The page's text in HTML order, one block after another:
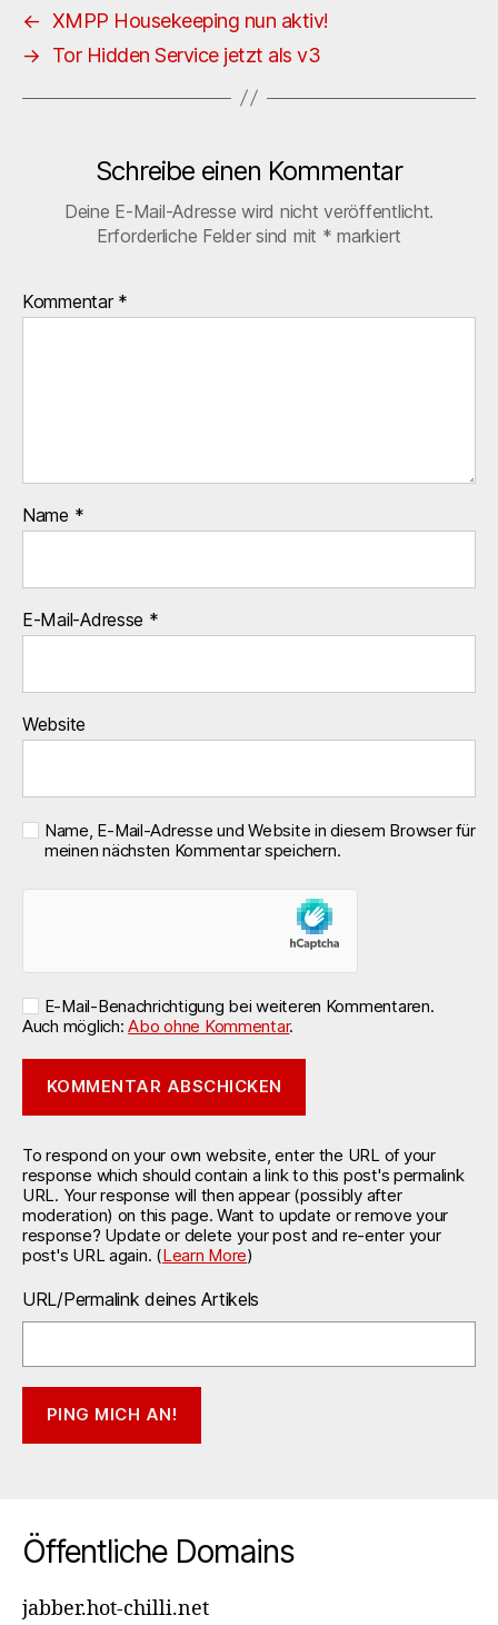
← XMPP Housekeeping nun aktiv!
→
Tor Hidden Service jetzt als v3
Schreibe einen Kommentar
Deine E-Mail-Adresse wird nicht veröffentlicht.
Erforderliche Felder sind mit * markiert
Kommentar *
Name *
E-Mail-Adresse *
Website
Name, E-Mail-Adresse und Website in diesem Browser für
meinen nächsten Kommentar speichern.
E-Mail-Benachrichtigung bei weiteren Kommentaren.
Auch möglich:Abo ohne Kommentar.
To respond on your own website, enter the URL of your
response which should contain a link to this post's permalink
URL. Your response will then appear (possibly after
moderation) on this page. Want to update or remove your
response? Update or delete your post and re-enter your
post's URL again. (Learn More)
URL/Permalink deines Artikels
Öffentliche Domains
jabber.hot-chilli.net